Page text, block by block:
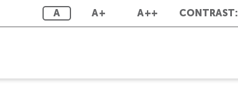
A A+ A++ CONTRAST: